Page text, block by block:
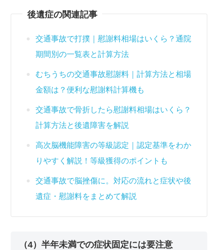
後遺症の関連記事
交通事故で打撲｜慰謝料相場はいくら？通院
期間別の一覧表と計算方法
むちうちの交通事故慰謝料｜計算方法と相場
金額は？便利な慰謝料計算機も
交通事故で骨折したら慰謝料相場はいくら？
計算方法と後遺障害を解説
高次脳機能障害の等級認定｜認定基準をわか
りやすく解説！等級獲得のポイントも
交通事故で脳挫傷に。対応の流れと症状や後
遺症・慰謝料をまとめて解説
（4）半年未満での症状固定には要注意